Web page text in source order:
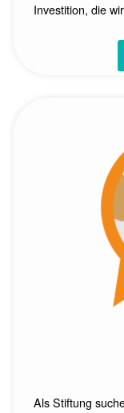
Investition, die
Als Stiftung